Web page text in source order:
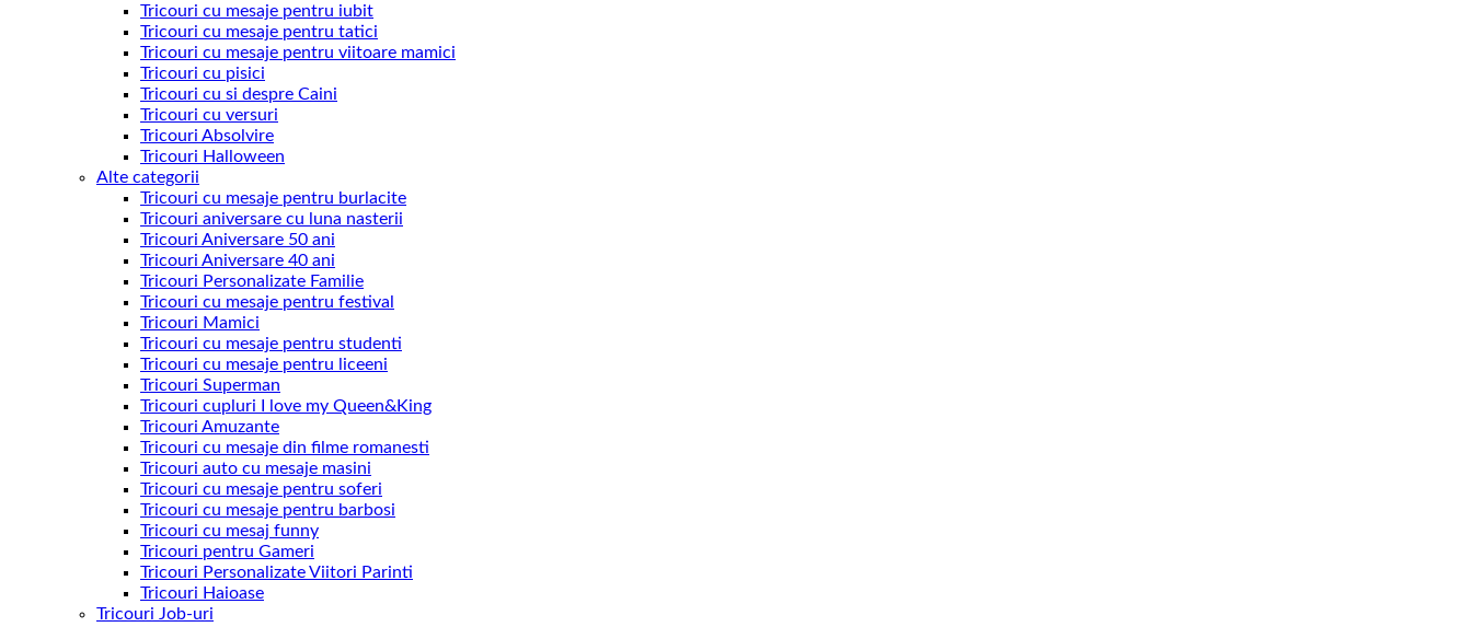
Tricouri cu mesaje pentru iubit
Tricouri cu mesaje pentru tatici
Tricouri cu mesaje pentru viitoare mamici
Tricouri cu pisici
Tricouri cu si despre Caini
Tricouri cu versuri
Tricouri Absolvire
Tricouri Halloween
Alte categorii
Tricouri cu mesaje pentru burlacite
Tricouri aniversare cu luna nasterii
Tricouri Aniversare 50 ani
Tricouri Aniversare 40 ani
Tricouri Personalizate Familie
Tricouri cu mesaje pentru festival
Tricouri Mamici
Tricouri cu mesaje pentru studenti
Tricouri cu mesaje pentru liceeni
Tricouri Superman
Tricouri cupluri I love my Queen&King
Tricouri Amuzante
Tricouri cu mesaje din filme romanesti
Tricouri auto cu mesaje masini
Tricouri cu mesaje pentru soferi
Tricouri cu mesaje pentru barbosi
Tricouri cu mesaj funny
Tricouri pentru Gameri
Tricouri Personalizate Viitori Parinti
Tricouri Haioase
Tricouri Job-uri